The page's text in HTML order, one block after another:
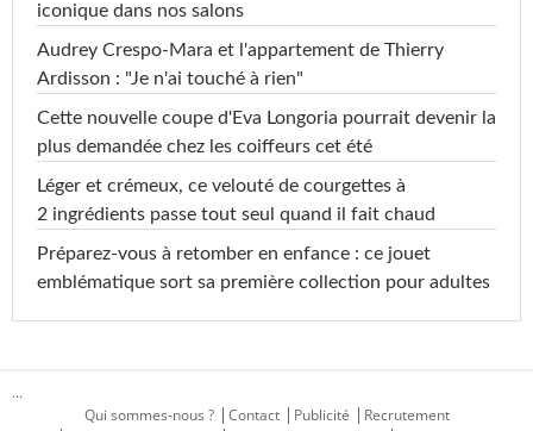
iconique dans nos salons
Audrey Crespo-Mara et l'appartement de Thierry
Ardisson : "Je n'ai touché à rien"
Cette nouvelle coupe d'Eva Longoria pourrait devenir la
plus demandée chez les coiffeurs cet été
Léger et crémeux, ce velouté de courgettes à
2 ingrédients passe tout seul quand il fait chaud
Préparez-vous à retomber en enfance : ce jouet
emblématique sort sa première collection pour adultes
...
Qui sommes-nous ?
Contact Publicité
Recrutement